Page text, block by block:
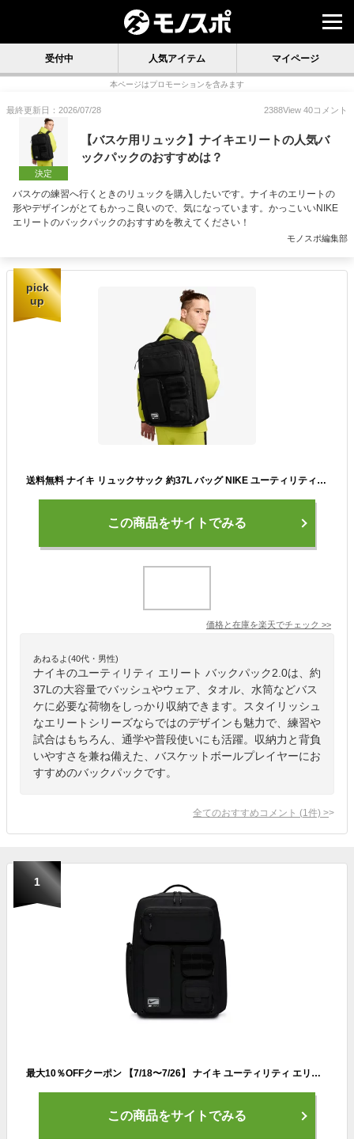
受付中 人気アイテム マイページ
本ページはプロモーションを含みます
最終更新日：2026/07/28 2388View 40コメント
決定
【バスケ用リュック】ナイキエリートの人気バ
ックパックのおすすめは？
バスケの練習へ行くときのリュックを購入したいです。ナイキのエリートの
形やデザインがとてもかっこ良いので、気になっています。かっこいいNIKE
エリートのバックパックのおすすめを教えてください！
モノスポ編集部
pick
up
送料無料 ナイキ リュックサック 約37L バッグ NIKE ユーティリティ エリート バックパック2.0 ユニセックス スポーツバッグ 多機能 鞄 通勤 ビジネス 通学 普段使い カジュアル 普段使い メンズリュック カバン デイパック ブランド かばん/FN4173-010【ギフト不可】
この商品をサイトでみる
価格と在庫を楽天でチェック >>
あねるよ(40代・男性)
ナイキのユーティリティ エリート バックパック2.0は、約
37Lの大容量でバッシュやウェア、タオル、水筒などバス
ケに必要な荷物をしっかり収納できます。スタイリッシュ
なエリートシリーズならではのデザインも魅力で、練習や
試合はもちろん、通学や普段使いにも活躍。収納力と背負
いやすさを兼ね備えた、バスケットボールプレイヤーにお
すすめのバックパックです。
全てのおすすめコメント (1 件) >
1
最大10％OFFクーポン 【7/18〜7/26】 ナイキ ユーティリティ エリート バックパック 2.0 FN4173 010 ディパック リュック NIKE
この商品をサイトでみる